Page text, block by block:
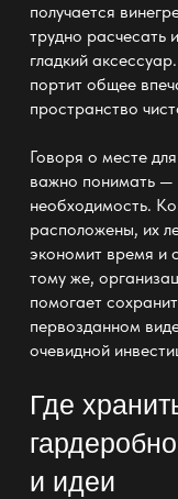
получается
трудно расчесать
гладкий
портит общее
пространство
Говоря о месте
важно понимать —
необходимость.
расположены, их
экономит время и
тому же,
помогает
первозданном
очевидной
Где
и идеи